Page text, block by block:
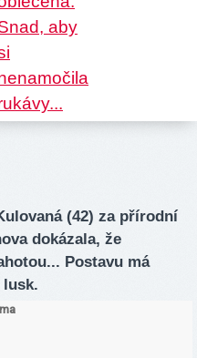
(42) za přírodní
dokázala, že
Postavu má
lusk.